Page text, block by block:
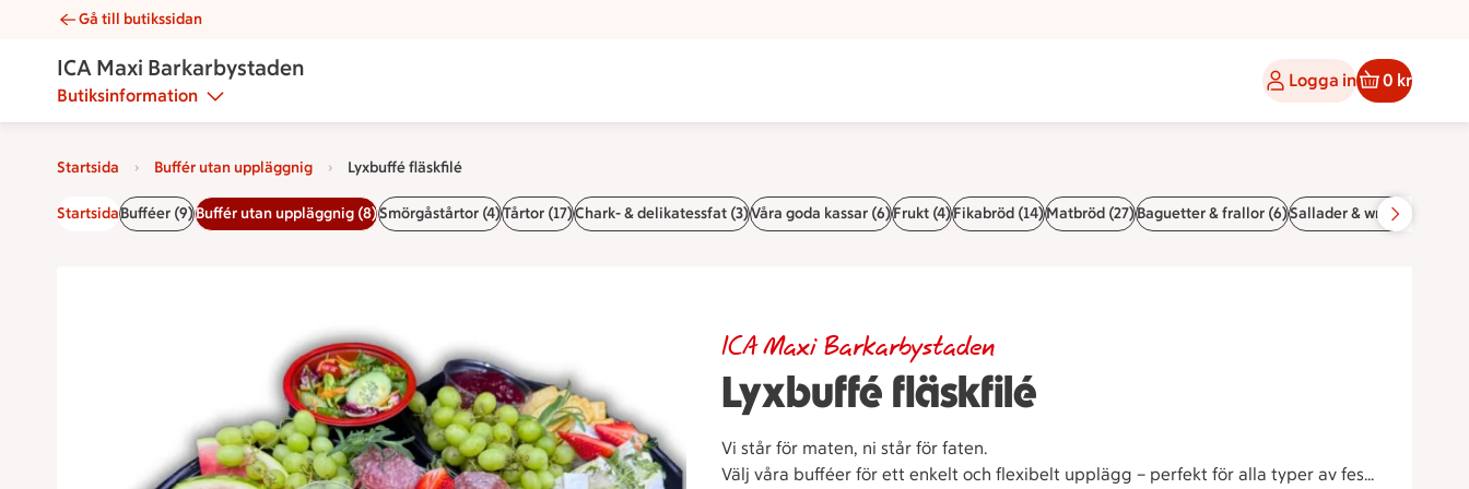
Lyxbuffé fläskfilé | Catering ICA Maxi Barkarbystaden
Gå till butikssidan
ICA Maxi Barkarbystaden
Butiksinformation
Logga in 0 kr
Startsida Buffér utan uppläggnig Lyxbuffé fläskfilé
StartsidaBufféer (9)Buffér utan uppläggnig (8)Smörgåstårtor (4)Tårtor (17)Chark- & delikatessfat (3)Våra goda kassar (6)Frukt (4)Fikabröd (14)Matbröd (27)Baguetter & frallor (6)Sallader & wraps (13)
Lyxbuffé fläskfilé
ICA Maxi Barkarbystaden
Vi står för maten, ni står för faten.
Välj våra bufféer för ett enkelt och flexibelt upplägg – perfekt för alla typer av fest